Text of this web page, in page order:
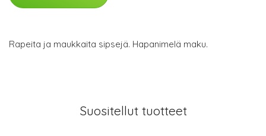
Rapeita ja maukkaita sipsejä. Hapanimelä maku.
Suositellut tuotteet